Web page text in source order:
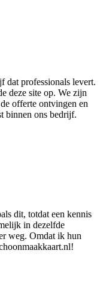
dat professionals levert.
deze site op. We zijn
offerte ontvingen en
binnen ons bedrijf.
dit, totdat een kennis
in dezelfde
weg. Omdat ik hun